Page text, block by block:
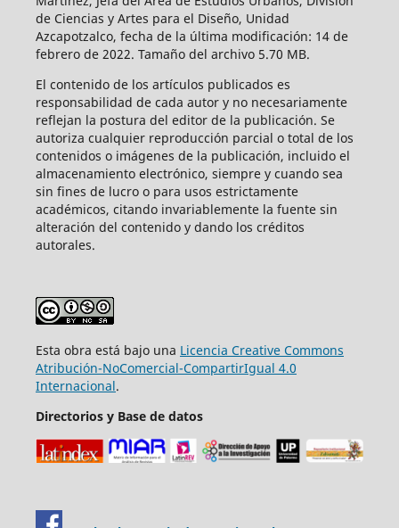
de Ciencias y Artes para el Diseño, Unidad
Azcapotzalco, fecha de la última modificación: 14 de
febrero de 2022. Tamaño del archivo 5.70 MB.
El contenido de los artículos publicados es
responsabilidad de cada autor y no necesariamente
reflejan la postura del editor de la publicación. Se
autoriza cualquier reproducción parcial o total de los
contenidos o imágenes de la publicación, incluido el
almacenamiento electrónico, siempre y cuando sea
sin fines de lucro o para usos estrictamente
académicos, citando invariablemente la fuente sin
alteración del contenido y dando los créditos
autorales.
Esta obra está bajo una Licencia Creative Commons
Atribución-NoComercial-CompartirIgual 4.0
Internacional.
Directorios y Base de datos